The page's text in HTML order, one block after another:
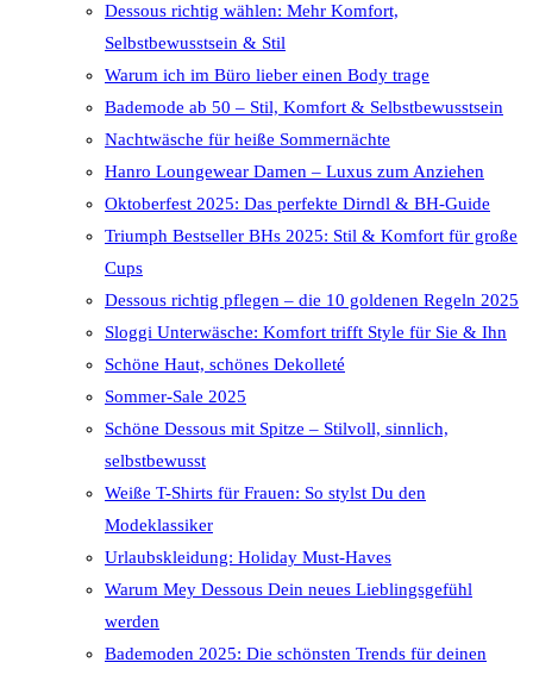
Dessous richtig wählen: Mehr Komfort,
Selbstbewusstsein & Stil
Warum ich im Büro lieber einen Body trage
Bademode ab 50 – Stil, Komfort & Selbstbewusstsein
Nachtwäsche für heiße Sommernächte
Hanro Loungewear Damen – Luxus zum Anziehen
Oktoberfest 2025: Das perfekte Dirndl & BH-Guide
Triumph Bestseller BHs 2025: Stil & Komfort für große
Cups
Dessous richtig pflegen – die 10 goldenen Regeln 2025
Sloggi Unterwäsche: Komfort trifft Style für Sie & Ihn
Schöne Haut, schönes Dekolleté
Sommer-Sale 2025
Schöne Dessous mit Spitze – Stilvoll, sinnlich,
selbstbewusst
Weiße T-Shirts für Frauen: So stylst Du den
Modeklassiker
Urlaubskleidung: Holiday Must-Haves
Warum Mey Dessous Dein neues Lieblingsgefühl
werden
Bademoden 2025: Die schönsten Trends für deinen